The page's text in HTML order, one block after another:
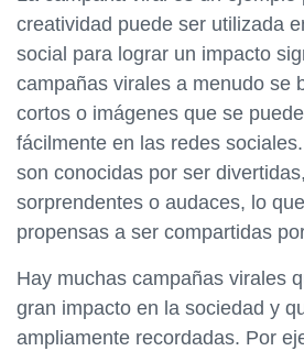
creatividad puede ser utilizada
social para lograr un impacto
campañas virales a menudo se
cortos o imágenes que se
fácilmente en las redes
son conocidas por ser
sorprendentes o audaces, lo
propensas a ser compartidas
Hay muchas campañas virales
gran impacto en la sociedad y
ampliamente recordadas. Por